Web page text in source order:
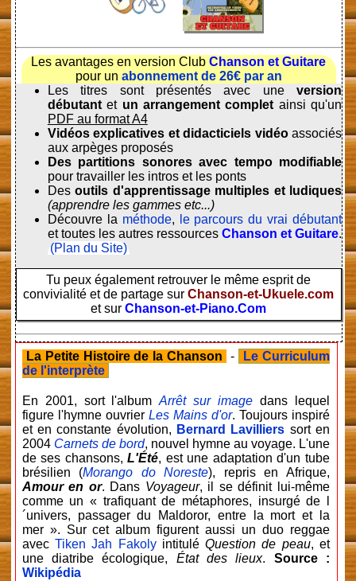
Les avantages en version ClubChanson et Guitare
pour un abonnement de 26€ par an
Les titres sont présentés avec uneversion
débutantet un arrangement complet ainsi qu'un
PDF au format A4
Vidéos explicatives et didacticiels vidéoassociés
aux arpèges proposés
Des partitions sonores avec tempo modifiable
pour travailler les intros et les ponts
Desoutils d'apprentissage multiples et ludiques
(apprendre les gammes etc...)
Découvre la méthode,
le parcours du vrai débutant
et toutes les autres ressourcesChanson et Guitare.
(Plan du Site)
Tu peux également retrouver le même esprit de
convivialité et de partage surChanson-et-Ukuele.com
et surChanson-et-Piano.Com
La Petite Histoire de la Chanson -
Le Curriculum
de l'interprète
En 2001, sort l'albumArrêt sur image dans lequel
figure l'hymne ouvrier Les Mains d'or. Toujours inspiré
et en constante évolution, Bernard Lavilliers sort en
2004 Carnets de bord, nouvel hymne au voyage. L'une
de ses chansons,L'Été, est une adaptation d'un tube
brésilien (Morango do Noreste), repris en Afrique,
Amour en or. Dans Voyageur, il se définit lui-même
comme un « trafiquant de métaphores, insurgé de l
´univers, passager du Maldoror, entre la mort et la
mer ». Sur cet album figurent aussi un duo reggae
avecTiken Jah FakolyintituléQuestion de peau, et
une diatribe écologique, État des lieux. Source :
Wikipédia